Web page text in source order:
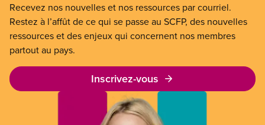
Recevez nos nouvelles et nos ressources par courriel.
Restez à l’affût de ce qui se passe au SCFP, des nouvelles
ressources et des enjeux qui concernent nos membres
partout au pays.
Inscrivez-vous